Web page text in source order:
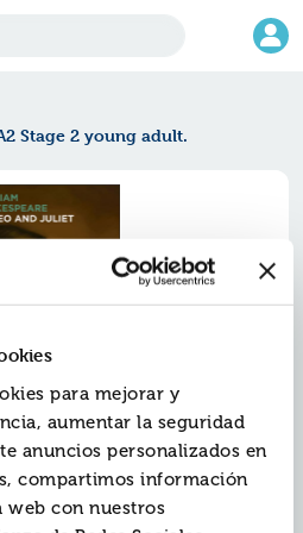
para mejorar y
aumentar la seguridad
anuncios personalizados en
compartimos información
web con nuestros
Stage 2 young adult.
cd a2 stage 2
adult.